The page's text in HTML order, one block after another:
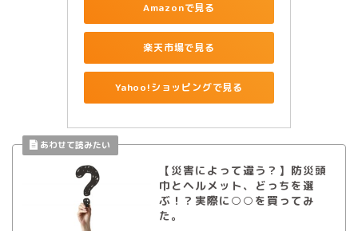
Amazonで見る
楽天市場で見る
Yahoo!ショッピングで見る
【災害によって違う？】防災頭
巾とヘルメット、どっちを選
ぶ！？実際に○○を買ってみ
た。